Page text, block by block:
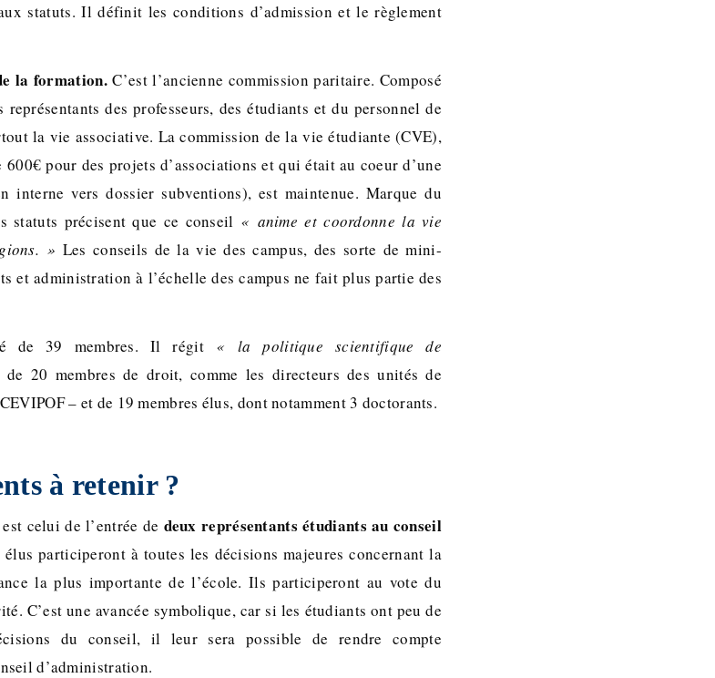
statuts. Il définit les conditions d’admission et le règlement
la formation.C’est l’ancienne commission paritaire. Composé
des professeurs, des étudiants et du personnel de
la vie associative. La commission de la vie étudiante (CVE),
pour des projets d’associations et qui était au coeur d’une
interne vers dossier subventions), est maintenue. Marque du
statuts précisent que ce conseil « anime et coordonne la vie
» Les conseils de la vie des campus, des sorte de mini-
et administration à l’échelle des campus ne fait plus partie des
de 39 membres. Il régit « la politique scientifique de
20 membres de droit, comme les directeurs des unités de
– et de 19 membres élus, dont notamment 3 doctorants.
à retenir ?
celui de l’entrée de deux représentants étudiants au conseil
élus participeront à toutes les décisions majeures concernant la
la plus importante de l’école. Ils participeront au vote du
C’est une avancée symbolique, car si les étudiants ont peu de
du conseil, il leur sera possible de rendre compte
d’administration.